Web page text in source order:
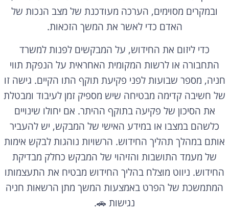
ובמקרים מסוימים, הערכה מעודכנת של מצב הנכות של
האדם כדי לאשר את המשך הזכאות.
כדי ליזום את החידוש, על המבקשים לפנות למשרד
התחבורה או לרשות המקומית האחראית על הנפקת תווי
חניה, מספר שבועות לפני פקיעת תוקף התו הקיים. גישה זו
של חשיבה קדימה מבטיחה שיש מספיק זמן לעיבוד ומבטלת
את הסיכון של פקיעה בתוקף ההיתר. אם יחולו שינויים
כלשהם במצבו או במידע האישי של המבקש, יש להעביר
אותם במהלך תהליך החידוש. הרשויות נוהגות לבקש אימות
של מעמד התושבות והזיהוי של המבקש כחלק מבדיקת
החידוש. ניווט מוצלח בהליך החידוש מבטיח את התעצמותו
המתמשכת של הפרט באמצעות המשך מתן הרשאות חניה
נגישות 🚗.